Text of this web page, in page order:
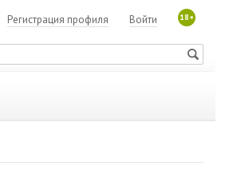
18+
Войти
Регистрация профиля